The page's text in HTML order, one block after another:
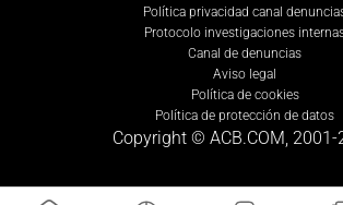
Política privacidad canal
Protocolo investigaciones
Canal de denuncias
Aviso legal
Política de cookies
Política de protección de datos
Copyright © ACB.COM, 2001-